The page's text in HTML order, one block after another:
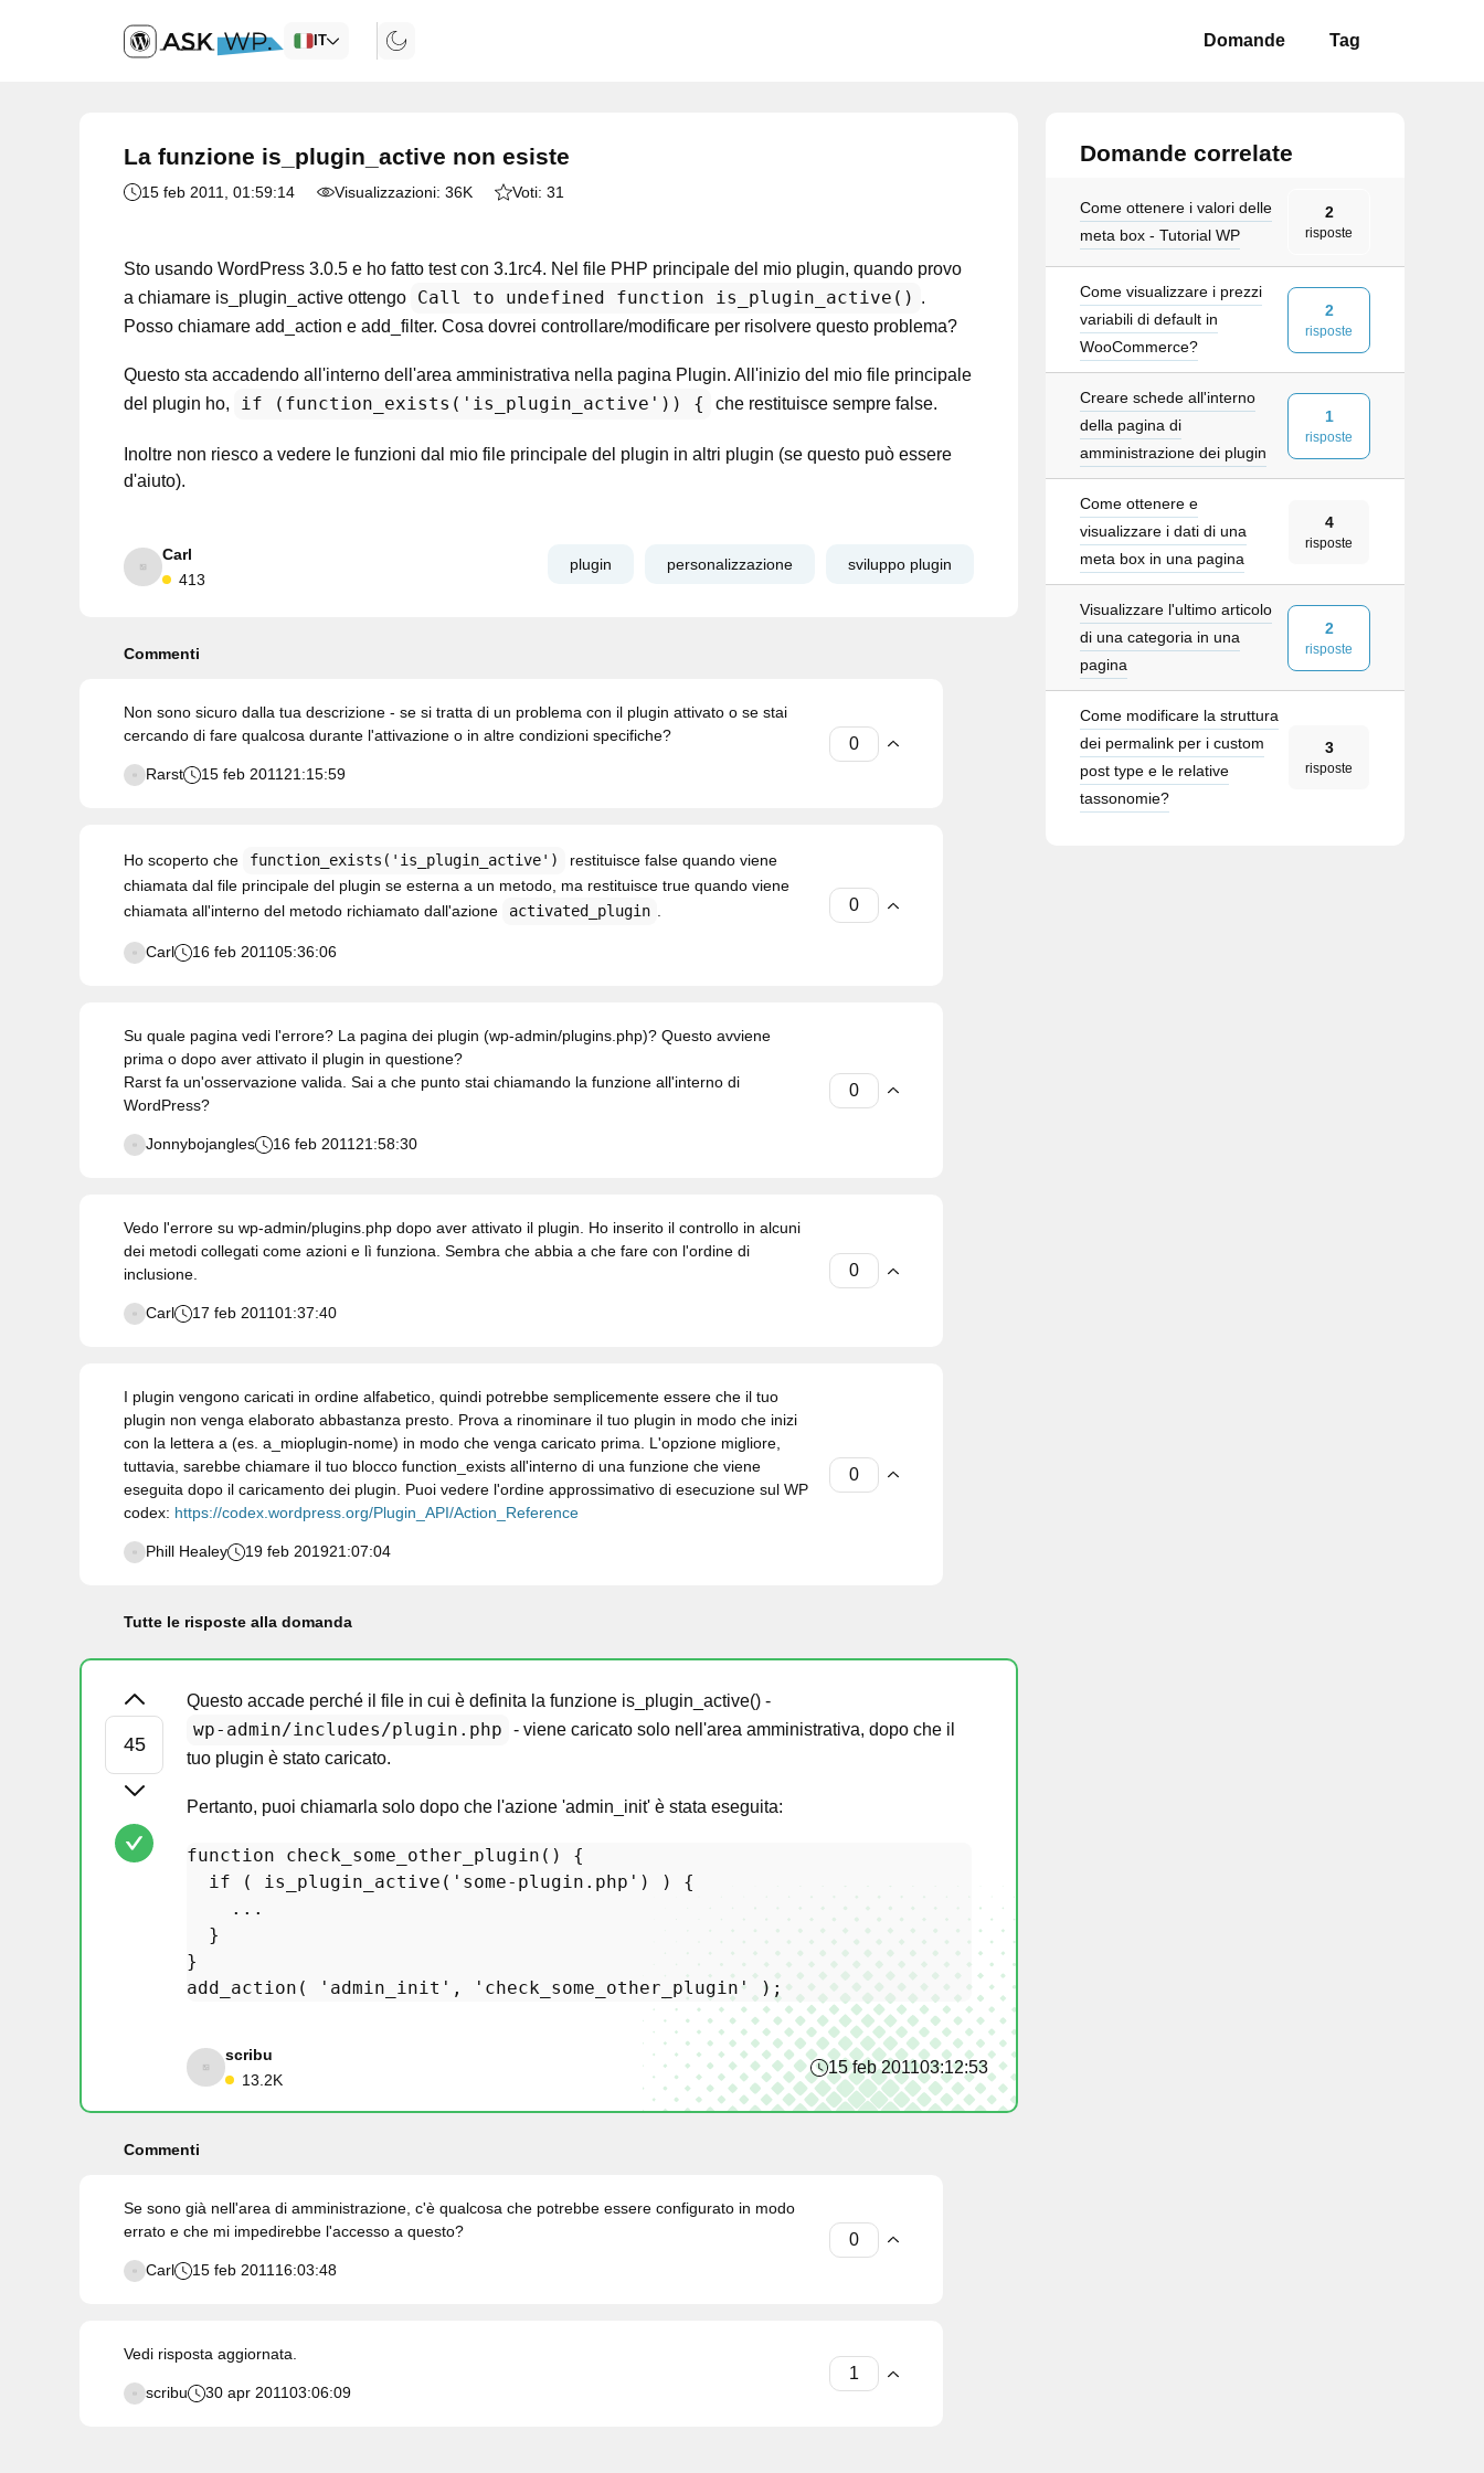
IT Domande Tag
La funzione is_plugin_active non esiste
15 feb 2011 , 01:59:14 Visualizzazioni: 36K Voti: 31
Sto usando WordPress 3.0.5 e ho fatto test con 3.1rc4. Nel file PHP principale del mio plugin, quando provo
a chiamare is_plugin_active ottengo
Call to undefined function is_plugin_active() .
Posso chiamare add_action e add_filter. Cosa dovrei controllare/modificare per risolvere questo problema?
Questo sta accadendo all'interno dell'area amministrativa nella pagina Plugin. All'inizio del mio file principale
del plugin ho,
if (function_exists('is_plugin_active')) { che restituisce sempre false.
Inoltre non riesco a vedere le funzioni dal mio file principale del plugin in altri plugin (se questo può essere
d'aiuto).
Carl
413
plugin personalizzazione sviluppo plugin
Commenti
Non sono sicuro dalla tua descrizione - se si tratta di un problema con il plugin attivato o se stai
cercando di fare qualcosa durante l'attivazione o in altre condizioni specifiche?
Rarst 15 feb 2011 21:15:59
Ho scoperto che function_exists('is_plugin_active')
restituisce false quando viene
chiamata dal file principale del plugin se esterna a un metodo, ma restituisce true quando viene
chiamata all'interno del metodo richiamato dall'azione
activated_plugin
Carl 16 feb 201105:36:06
Su quale pagina vedi l'errore? La pagina dei plugin (wp-admin/plugins.php)? Questo avviene
prima o dopo aver attivato il plugin in questione?
Rarst fa un'osservazione valida. Sai a che punto stai chiamando la funzione all'interno di
WordPress?
Jonnybojangles 16 feb 2011 21:58:30
Vedo l'errore su wp-admin/plugins.php dopo aver attivato il plugin. Ho inserito il controllo in alcuni
dei metodi collegati come azioni e lì funziona. Sembra che abbia a che fare con l'ordine di
inclusione.
Carl 17 feb 201101:37:40
I plugin vengono caricati in ordine alfabetico, quindi potrebbe semplicemente essere che il tuo
plugin non venga elaborato abbastanza presto. Prova a rinominare il tuo plugin in modo che inizi
con la lettera a (es. a_mioplugin-nome) in modo che venga caricato prima. L'opzione migliore,
tuttavia, sarebbe chiamare il tuo blocco function_exists all'interno di una funzione che viene
eseguita dopo il caricamento dei plugin. Puoi vedere l'ordine approssimativo di esecuzione sul WP
codex: https://codex.wordpress.org/Plugin_API/Action_Reference
Phill Healey 19 feb 201921:07:04
Tutte le risposte alla domanda
Questo accade perché il file in cui è definita la funzione is_plugin_active() -
wp-admin/includes/plugin.php
- viene caricato solo nell'area amministrativa, dopo che il
tuo plugin è stato caricato.
Pertanto, puoi chiamarla solo dopo che l'azione 'admin_init' è stata eseguita:
function check_some_other_plugin ( ) {
if ( is_plugin_active ( 'some-plugin.php' ) ) {
    ...
  }
add_action ( 'admin_init' , 'check_some_other_plugin'
scribu
13.2K
15 feb 201103:12:53
Commenti
Se sono già nell'area di amministrazione, c'è qualcosa che potrebbe essere configurato in modo
errato e che mi impedirebbe l'accesso a questo?
Carl 15 feb 2011 16:03:48
Vedi risposta aggiornata.
scribu 30 apr 201103:06:09
Domande correlate
Come ottenere i valori delle
meta box - Tutorial WP
2
risposte
Come visualizzare i prezzi
variabili di default in
WooCommerce?
2
risposte
Creare schede all'interno
della pagina di
amministrazione dei plugin
1
risposte
Come ottenere e
visualizzare i dati di una
meta box in una pagina
4
risposte
Visualizzare l'ultimo articolo
di una categoria in una
pagina
2
risposte
Come modificare la struttura
dei permalink per i custom
post type e le relative
tassonomie?
3
risposte